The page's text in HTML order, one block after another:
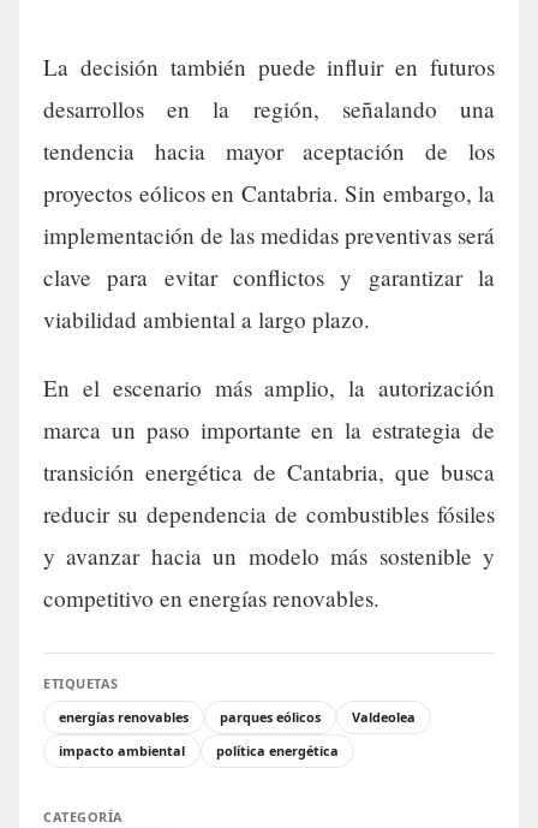
La decisión también puede influir en futuros
desarrollos en la región, señalando una
tendencia hacia mayor aceptación de los
proyectos eólicos en Cantabria. Sin embargo, la
implementación de las medidas preventivas será
clave para evitar conflictos y garantizar la
viabilidad ambiental a largo plazo.
En el escenario más amplio, la autorización
marca un paso importante en la estrategia de
transición energética de Cantabria, que busca
reducir su dependencia de combustibles fósiles
y avanzar hacia un modelo más sostenible y
competitivo en energías renovables.
ETIQUETAS
energías renovables
parques eólicos
Valdeolea
impacto ambiental
política energética
CATEGORÍA